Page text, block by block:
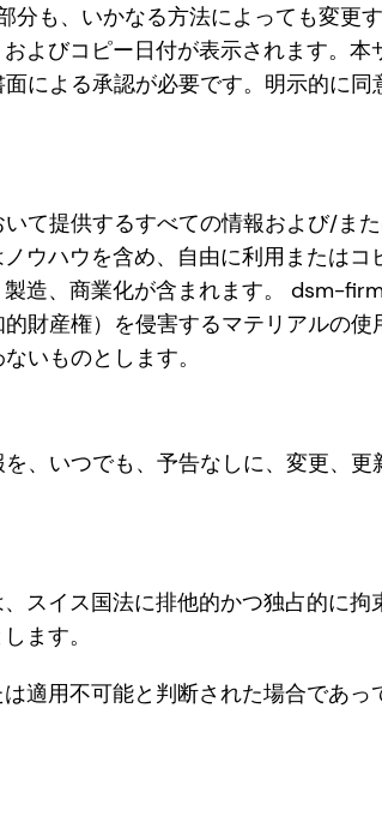
も、いかなる方法によっても変更
よびコピー日付が表示されます。
による承認が必要です。明示的に
て提供するすべての情報および/ま
ウハウを含め、自由に利用または
造、商業化が含まれます。 dsm-
財産権）を侵害するマテリアルの
いものとします。
、いつでも、予告なしに、変更、
スイス国法に排他的かつ独占的に
ます。
適用不可能と判断された場合であ